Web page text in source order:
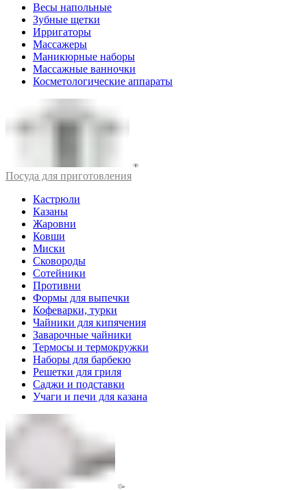
Весы напольные
Зубные щетки
Ирригаторы
Массажеры
Маникюрные наборы
Массажные ванночки
Косметологические аппараты
Посуда для приготовления
Кастрюли
Казаны
Жаровни
Ковши
Миски
Сковороды
Сотейники
Противни
Формы для выпечки
Кофеварки, турки
Чайники для кипячения
Заварочные чайники
Термосы и термокружки
Наборы для барбекю
Решетки для гриля
Саджи и подставки
Учаги и печи для казана